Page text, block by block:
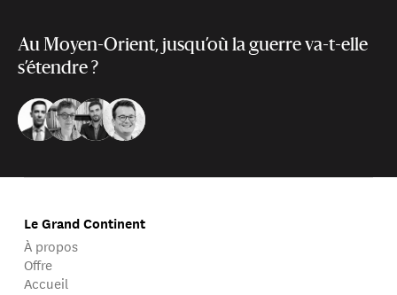
Au Moyen-Orient, jusqu’où la guerre va-t-elle
s’étendre ?
Le Grand Continent
À propos
Offre
Accueil